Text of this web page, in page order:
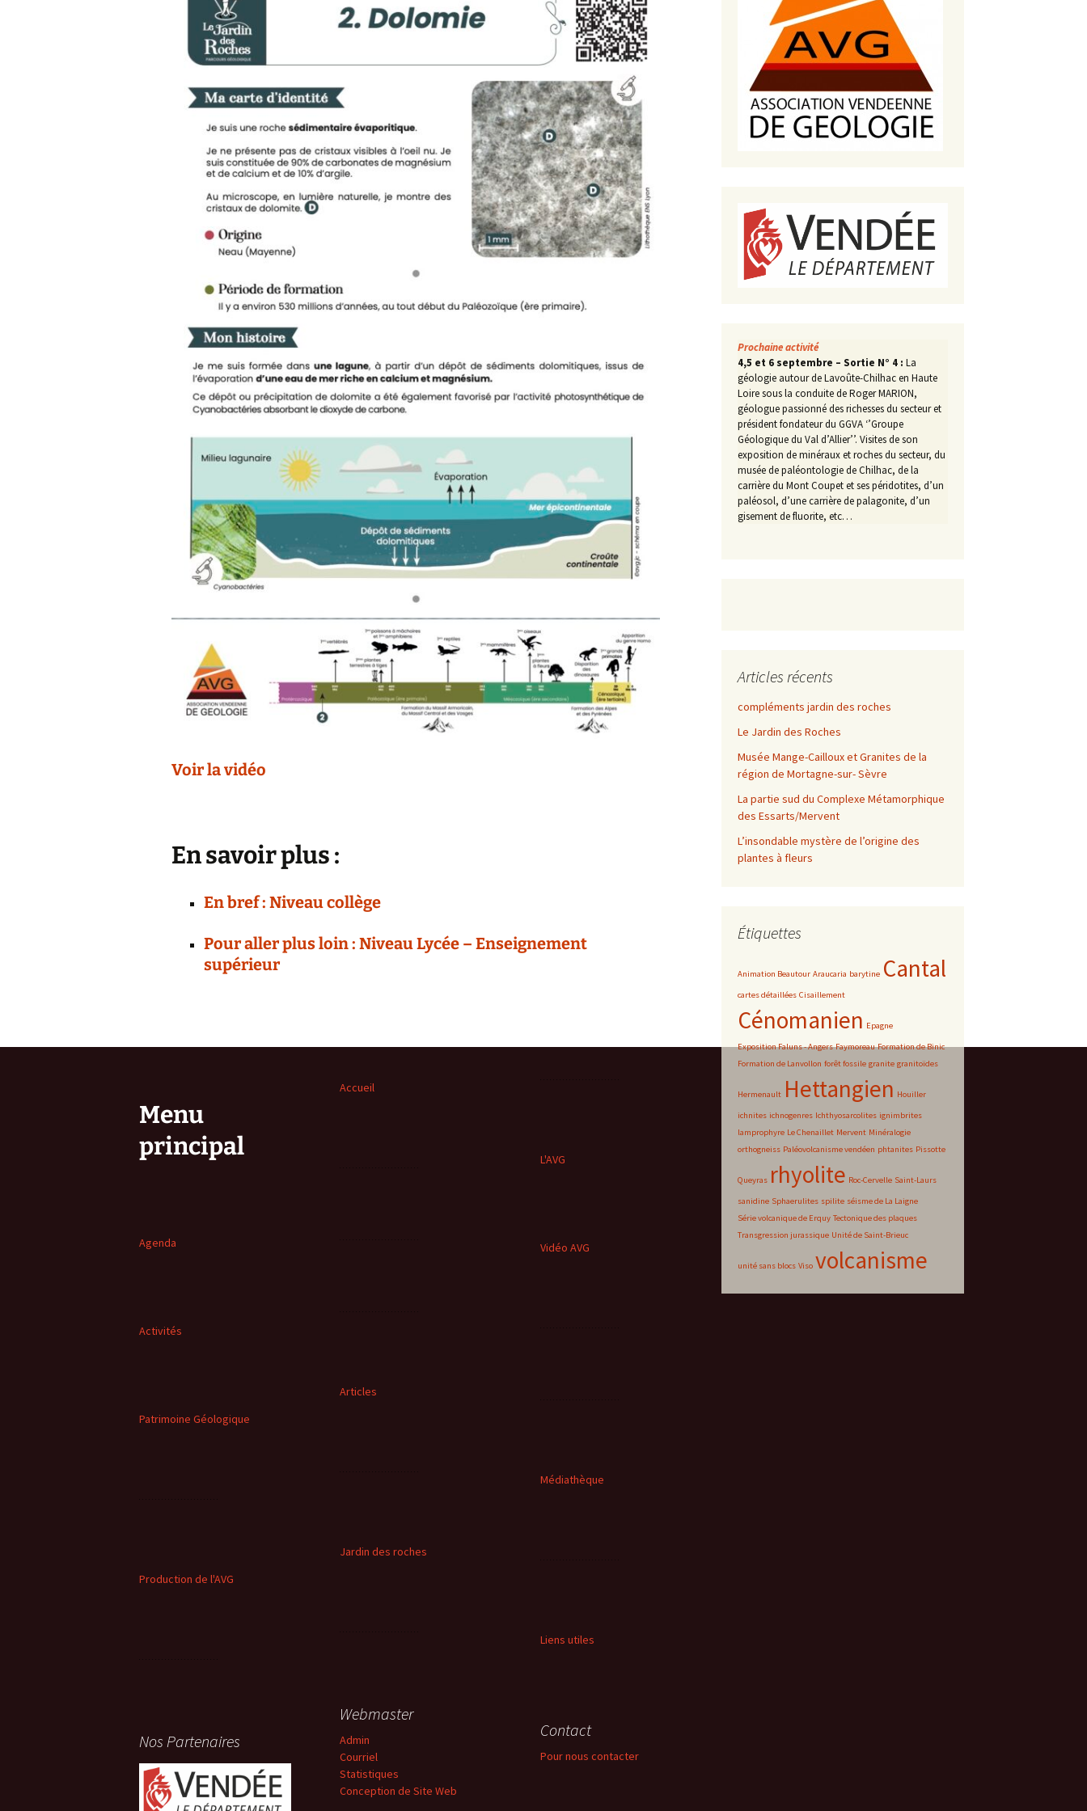
Expositions,
Conférences…
Lames minces de roches
Paysages, affleurements
Diaporamas
Galerie de vidéos
Cartes – schémas –
Echelles des temps
Carnets de voyages
Voir la vidéo
En savoir plus :
En bref : Niveau collège
Pour aller plus loin : Niveau Lycée – Enseignement
supérieur
Prochaine activité
4,5 et 6 septembre – Sortie N° 4 : La
géologie autour de Lavoûte-Chilhac en Haute
Loire sous la conduite de Roger MARION,
géologue passionné des richesses du secteur et
président fondateur du GGVA ‘’Groupe
Géologique du Val d’Allier’’. Visites de son
exposition de minéraux et roches du secteur, du
musée de paléontologie de Chilhac, de la
carrière du Mont Coupet et ses péridotites, d’un
paléosol, d’une carrière de palagonite, d’un
gisement de fluorite, etc…
Articles récents
compléments jardin des roches
Le Jardin des Roches
Musée Mange-Cailloux et Granites de la
région de Mortagne-sur- Sèvre
La partie sud du Complexe Métamorphique
des Essarts/Mervent
L’insondable mystère de l’origine des
plantes à fleurs
Étiquettes
Animation Beautour Araucaria barytine Cantal
cartes détaillées Cisaillement
Cénomanien Epagne
Exposition Faluns - Angers Faymoreau Formation de Binic
Formation de Lanvollon forêt fossile granite granitoïdes
Hermenault Hettangien Houiller
ichnites ichnogenres Ichthyosarcolites ignimbrites
lamprophyre Le Chenaillet Mervent Minéralogie
orthogneiss Paléovolcanisme vendéen phtanites Pissotte
Queyras rhyolite Roc-Cervelle Saint-Laurs
sanidine Sphaerulites spilite séisme de La Laigne
Série volcanique de Erquy Tectonique des plaques
Transgression jurassique Unité de Saint-Brieuc
unité sans blocs Viso volcanisme
Menu
principal
Accueil
L'AVG
Agenda Vidéo AVG
Activités
Articles
Patrimoine Géologique
Médiathèque
Jardin des roches
Production de l'AVG
Liens utiles
Webmaster
Admin
Courriel
Statistiques
Conception de Site Web
Contact
Pour nous contacter
Nos Partenaires